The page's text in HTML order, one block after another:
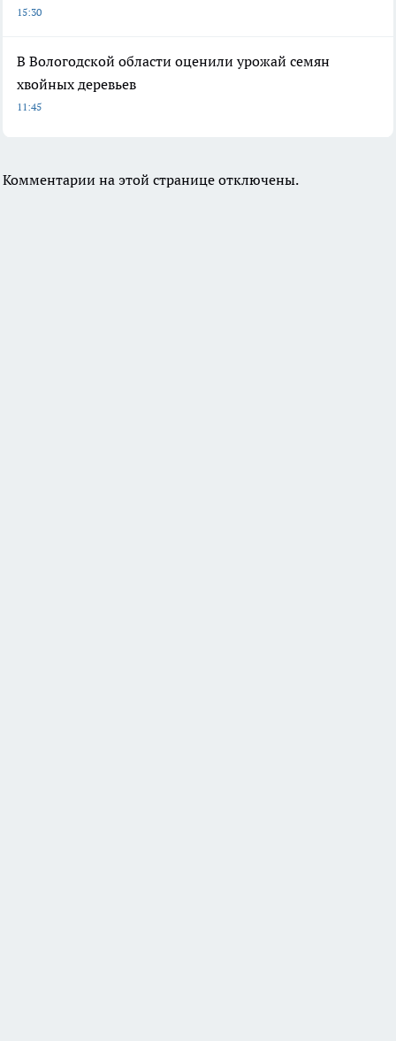
15:30
В Вологодской области оценили урожай семян
хвойных деревьев
11:45
Комментарии на этой странице отключены.